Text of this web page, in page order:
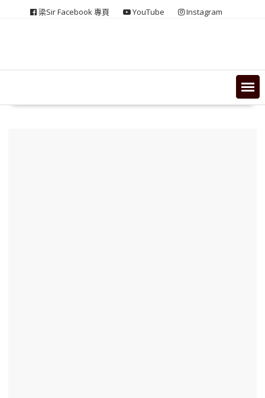
梁Sir Facebook 專頁 YouTube Instagram